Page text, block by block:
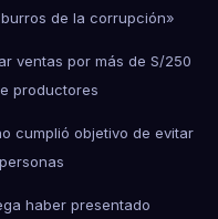
de la corrupción»
ventas por más de S/250
productores
cumplió objetivo de evitar
haber presentado